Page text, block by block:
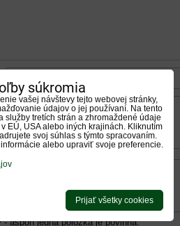
aspoň jedna položka je povinná.
súkromia
vašej návštevy tejto webovej stránky,
údajov o jej používaní. Na tento
služby tretích strán a zhromaždené údaje
EÚ, USA alebo iných krajinách. Kliknutím
svoj súhlas s týmto spracovaním.
alebo upraviť svoje preferencie.
Prijať všetky cookies